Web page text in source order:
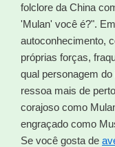
folclore da China
'Mulan' você é?".
autoconhecimento,
próprias forças,
qual personagem
ressoa mais de
corajoso como
engraçado como
Se você gosta de